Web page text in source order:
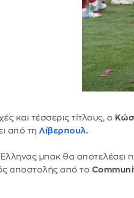
και τέσσερις τίτλους, ο
από τηΛίβερπουλ.
μπακ θα αποτελέσει
αποστολής από το